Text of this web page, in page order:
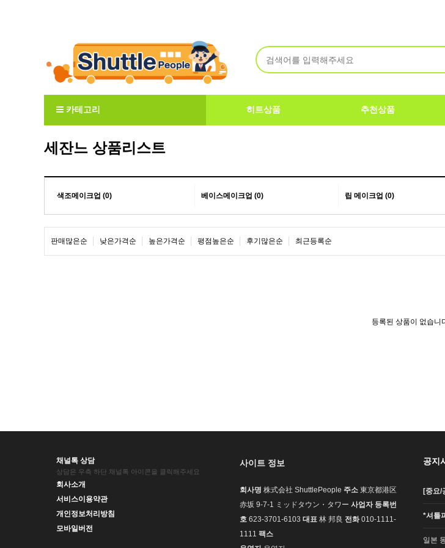
카테고리 히트상품 추천상품
세잔느 상품리스트
색조메이크업 (0) 베이스메이크업 (0) 립 메이크업 (0)
판매많은순 낮은가격순 높은가격순 평점높은순 후기많은순 최근등록순
등록된 상품이 없습니
채널톡 상담
상담은 우측 하단 채널톡 아이콘을 클릭해주세요
회사소개
서비스이용약관
개인정보처리방침
모바일버전
사이트 정보
회사명 株式会社 ShuttlePeople 주소 東京都港区
赤坂 9-7-1 ミッドタウン・タワー 사업자 등록번
호 623-3701-6103 대표 林 邦良 전화010-1111-
1111 팩스
공지
[중요/
*셔틀
일본